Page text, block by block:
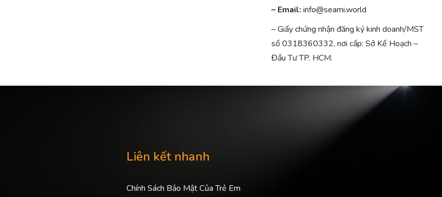
– Email: info@seami.world
– Giấy chứng nhận đăng ký kinh doanh/MST
số 0318360332, nơi cấp: Sở Kế Hoạch –
Đầu Tư TP. HCM.
Liên kết nhanh
Chính Sách Bảo Mật Của Trẻ Em